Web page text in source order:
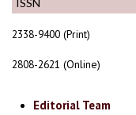
2338-9400 (Print)
2808-2621 (Online)
Editorial Team